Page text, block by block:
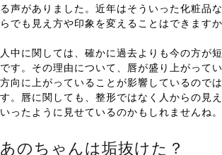
る声がありました。近年はそういった化粧品
らでも見え方や印象を変えることはできますか
人中に関しては、確かに過去よりも今の方が
です。その理由について、唇が盛り上がって
方向に上がっていることが影響しているので
す。唇に関しても、整形ではなく人からの見
いったように見せているのかもしれませんね。
あのちゃんは垢抜けた？